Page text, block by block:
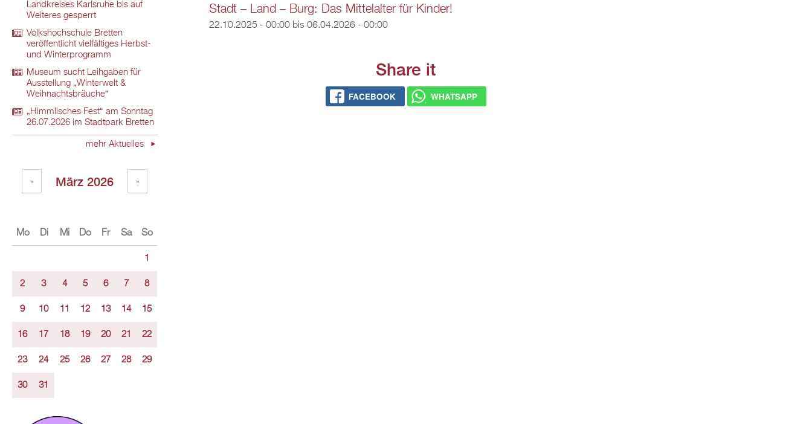
Stadt – Land – Burg: Das Mittelalter für Kinder!
22.10.2025 - 00:00bis 06.04.2026 - 00:00
Share it
FACEBOOK WHATSAPP
Landkreises Karlsruhe bis auf
Weiteres gesperrt
Volkshochschule Bretten
veröffentlicht vielfältiges Herbst-
und Winterprogramm
Museum sucht Leihgaben für
Ausstellung „Winterwelt &
Weihnachtsbräuche“
„Himmlisches Fest“ am Sonntag
26.07.2026 im Stadtpark Bretten
mehr Aktuelles
März 2026
« »
Mo Di Mi Do Fr Sa So
1
2 3 4 5 6 7 8
9 10 11 12 13 14 15
16 17 18 19 20 21 22
23 24 25 26 27 28 29
30 31